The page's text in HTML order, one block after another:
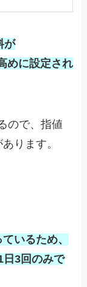
が
めに設定され
ので、指値
ります。
いるため、
3回のみで